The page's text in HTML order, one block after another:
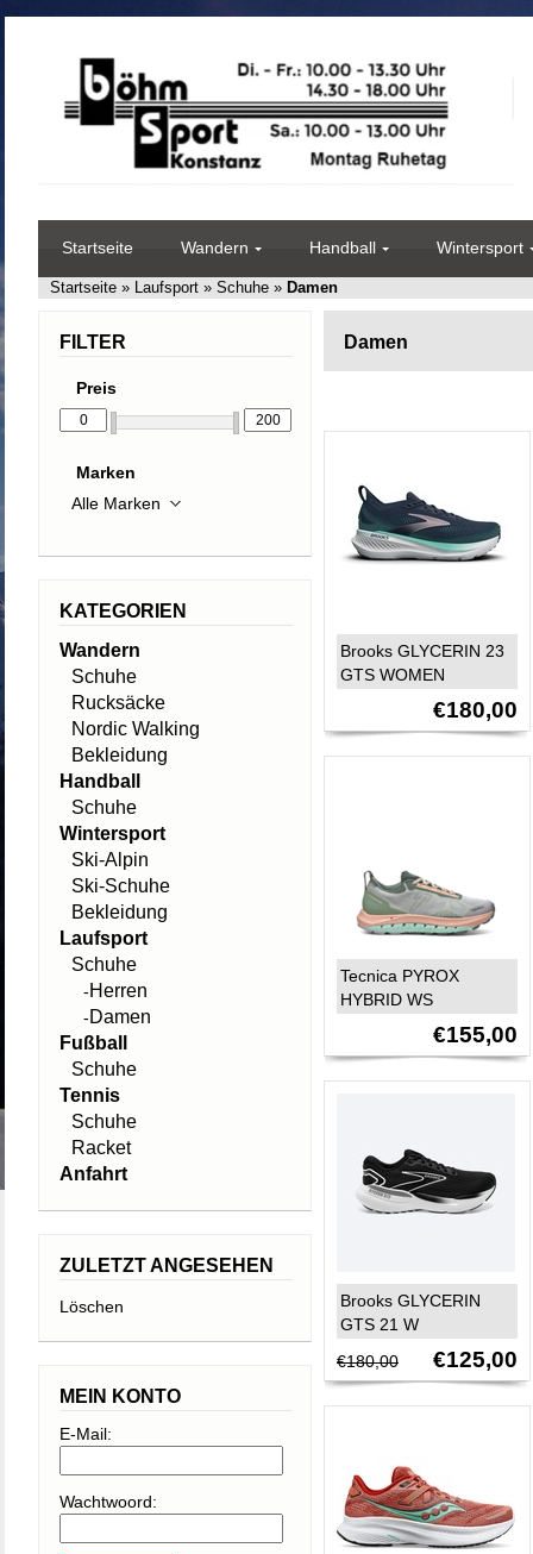
Startseite Wandern Handball Wintersport
Startseite » Laufsport » Schuhe » Damen
Damen
Brooks GLYCERIN 23
GTS WOMEN
€180,00
Tecnica PYROX
HYBRID WS
€155,00
Brooks GLYCERIN
GTS 21 W
€180,00
€125,00
FILTER
Preis
Marken
KATEGORIEN
Wandern
Schuhe
Rucksäcke
Nordic Walking
Bekleidung
Handball
Schuhe
Wintersport
Ski-Alpin
Ski-Schuhe
Bekleidung
Laufsport
Schuhe
-Herren
-Damen
Fußball
Schuhe
Tennis
Schuhe
Racket
Anfahrt
ZULETZT ANGESEHEN
Löschen
MEIN KONTO
E-Mail:
Wachtwoord: